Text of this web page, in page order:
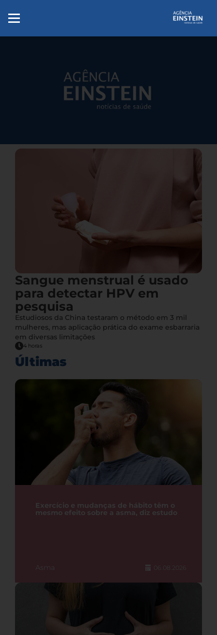
Sangue menstrual é usado
para detectar HPV em
pesquisa
Estudiosos da China testaram o método em 3 mil
mulheres, mas aplicação prática do exame esbarraria
em diversas limitações
4 horas
Últimas
Exercício e mudanças de hábito têm o
mesmo efeito sobre a asma, diz estudo
Asma 06.08.2026